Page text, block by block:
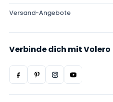
Versand-Angebote
Verbinde dich mit Volero